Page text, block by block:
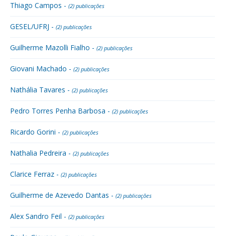
Thiago Campos - (2) publicações
GESEL/UFRJ - (2) publicações
Guilherme Mazolli Fialho - (2) publicações
Giovani Machado - (2) publicações
Nathália Tavares - (2) publicações
Pedro Torres Penha Barbosa - (2) publicações
Ricardo Gorini - (2) publicações
Nathalia Pedreira - (2) publicações
Clarice Ferraz - (2) publicações
Guilherme de Azevedo Dantas - (2) publicações
Alex Sandro Feil - (2) publicações